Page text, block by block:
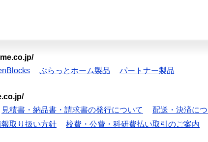
ぷらっとホーム製品 パートナー製品
見積書・納品書・請求書の発行について 配送・決済に
取り扱い方針 校費・公費・科研費払い取引のご案内